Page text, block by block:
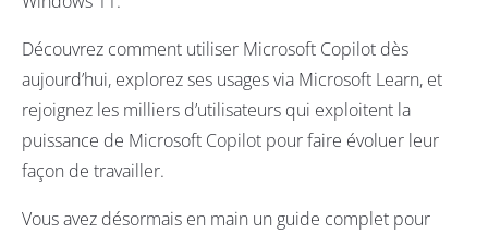
Découvrez comment utiliser Microsoft Copilot dès
aujourd’hui, explorez ses usages via Microsoft Learn, et
rejoignez les milliers d’utilisateurs qui exploitent la
puissance de Microsoft Copilot pour faire évoluer leur
façon de travailler.
Vous avez désormais en main un guide complet pour